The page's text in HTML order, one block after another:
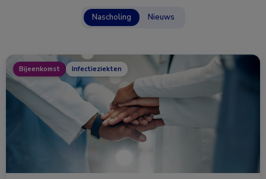
Nascholing Nieuws
Bijeenkomst Infectieziekten